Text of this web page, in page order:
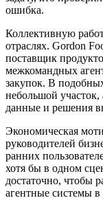
ошибка.
Коллективную
отраслях. Gordon
поставщик
межкомандных
закупок. В
небольшой участок,
данные и решения
Экономическая
руководителей
ранних
хотя бы в одном
достаточно, чтобы
агентные системы